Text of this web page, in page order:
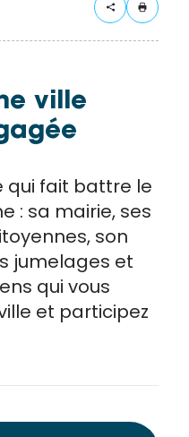
ville
qui fait battre le
: sa mairie, ses
son
jumelages et
qui vous
et participez
formulaire.
recevrez
mail
avec
un lien
vers la
publication.
Merci
de votre